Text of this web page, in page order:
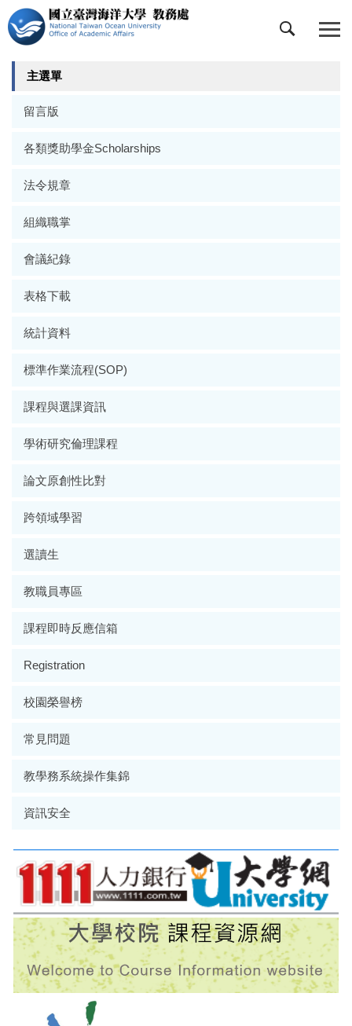
跳
到
主
要
主選單
留言版
各類獎助學金Scholarships
法令規章
組織職掌
會議紀錄
表格下載
統計資料
標準作業流程(SOP)
課程與選課資訊
學術研究倫理課程
論文原創性比對
跨領域學習
選讀生
教職員專區
課程即時反應信箱
Registration
校園榮譽榜
常見問題
教學務系統操作集錦
資訊安全